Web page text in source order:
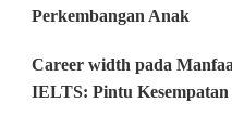
Perkembangan Anak
Career width pada
IELTS: Pintu Kesempatan